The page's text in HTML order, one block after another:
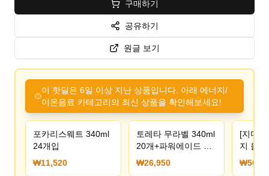
구매하기
공유하기
원글 보기
이 핫딜은 6일 이상 지난 상품입니다. 아래 에너지/
이온음료 카테고리의 최신 상품을 확인해보세요!
포카리스웨트 340ml
24개입
₩11,520
토레타 무라벨 340ml
20개+파워에이드 제
로 무라벨 355ml 20
개 총 40개
₩26,950
[지마
지 울
355ml